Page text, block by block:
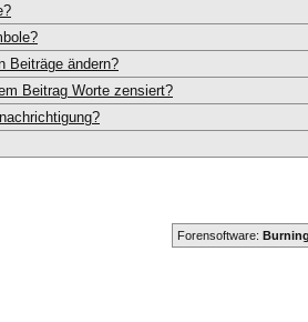
Beiträge ändern?
Beitrag Worte zensiert?
Forensoftware: